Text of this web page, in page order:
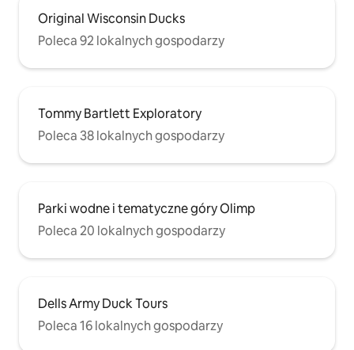
Original Wisconsin Ducks
Poleca 92 lokalnych gospodarzy
Tommy Bartlett Exploratory
Poleca 38 lokalnych gospodarzy
Parki wodne i tematyczne góry Olimp
Poleca 20 lokalnych gospodarzy
Dells Army Duck Tours
Poleca 16 lokalnych gospodarzy